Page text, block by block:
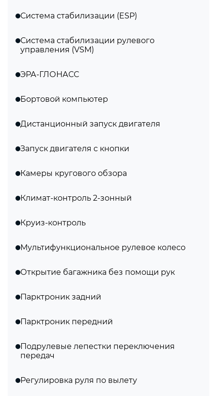
Система стабилизации (ESP)
Система стабилизации рулевого
управления (VSM)
ЭРА-ГЛОНАСС
Бортовой компьютер
Дистанционный запуск двигателя
Запуск двигателя с кнопки
Камеры кругового обзора
Климат-контроль 2-зонный
Круиз-контроль
Мультифункциональное рулевое колесо
Открытие багажника без помощи рук
Парктроник задний
Парктроник передний
Подрулевые лепестки переключения
передач
Регулировка руля по вылету